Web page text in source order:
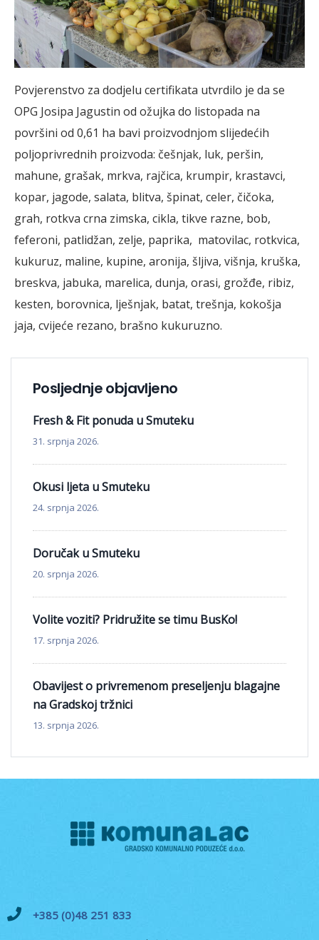
Povjerenstvo za dodjelu certifikata utvrdilo je da se
OPG Josipa Jagustin od ožujka do listopada na
površini od 0,61 ha bavi proizvodnjom slijedećih
poljoprivrednih proizvoda: češnjak, luk, peršin,
mahune, grašak, mrkva, rajčica, krumpir, krastavci,
kopar, jagode, salata, blitva, špinat, celer, čičoka,
grah, rotkva crna zimska, cikla, tikve razne, bob,
feferoni, patlidžan, zelje, paprika, matovilac, rotkvica,
kukuruz, maline, kupine, aronija, šljiva, višnja, kruška,
breskva, jabuka, marelica, dunja, orasi, grožđe, ribiz,
kesten, borovnica, lješnjak, batat, trešnja, kokošja
jaja, cvijeće rezano, brašno kukuruzno.
Posljednje objavljeno
Fresh & Fit ponuda u Smuteku
31. srpnja 2026.
Okusi ljeta u Smuteku
24. srpnja 2026.
Doručak u Smuteku
20. srpnja 2026.
Volite voziti? Pridružite se timu BusKo!
17. srpnja 2026.
Obavijest o privremenom preseljenju blagajne
na Gradskoj tržnici
13. srpnja 2026.
+385 (0)48 251 833